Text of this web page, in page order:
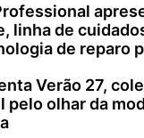
linha de
de reparo
Verão 27,
pelo olhar da